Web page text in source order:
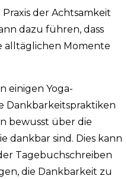
der Achtsamkeit
dazu führen, dass
alltäglichen Momente
einigen Yoga-
Dankbarkeitspraktiken
bewusst über die
dankbar sind. Dies kann
Tagebuchschreiben
die Dankbarkeit zu